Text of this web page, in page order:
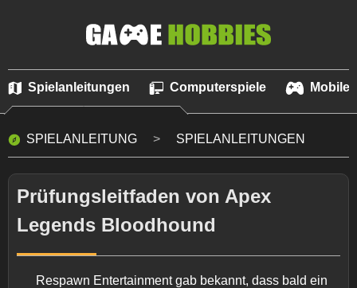
Spielanleitungen Computerspiele Mobile
SPIELANLEITUNG SPIELANLEITUNGEN
Prüfungsleitfaden von Apex
Legends Bloodhound
Respawn Entertainment gab bekannt, dass bald ein